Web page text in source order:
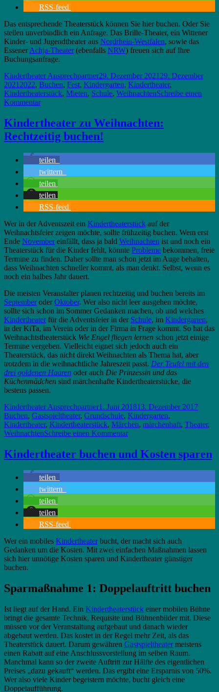
RSS-feed
Das entsprechende Theaterstück können Sie hier buchen. Oder Sie
stellen unverbindlich ein Anfrage. Das Brille-Theater, ein Wittener
Kinder- und Jugendtheater aus Nordrhein-Westfalen, sowie das
Essener Achja-Theater (ebenfalls NRW) freuen sich auf Ihre
Buchungsanfrage.
Autor
Kindertheater AnsprechpartnerVeröffentlicht
am
29. Dezember 2021 29. Dezember
2021 Schlagwörter
2022, Buchen, Fest, Kindergarten, Kindertheater,
Kindertheaterstück, Mieten, Schule, WeihnachtenSchreibe einen
Kommentarzu
in
2022
–
Ausblick
Kindertheater zu Weihnachten:
Rechtzeitig buchen!
teilen
twittern
teilen
teilen
RSS-feed
Wer in der Adventszeit ein Kindertheaterstück auf der
Weihnachtsfeier zeigen möchte, sollte frühzeitig buchen. Wem erst
Ende November einfällt, dass ja bald Weihnachten ist und noch ein
Theaterstück für die Kinder fehlt, könnte Probleme bekommen, freie
Termine zu finden. Daher sollte man schon jetzt im Auge behalten,
dass Weihnachten schneller kommt, als man denkt. Selbst, wenn es
noch ein halbes Jahr dauert.
Die meisten Veranstalter planen rechtzeitig und buchen bereits im
September oder Oktober. Wer also nicht leer ausgehen möchte,
sollte sich schon im Sommer Gedanken machen, ob und welches
Kindertheater für die Adventsfeier in der Schule, im Kindergarten,
in der KiTa, im Verein oder in der Firma in Frage kommt. So hat das
Weihnachtstheaterstück Wie Engel fliegen lernen schon jetzt einige
Termine vergeben. Vielleicht eignet sich jedoch auch ein
Theaterstück, das nicht direkt Weihnachten als Thema hat, aber
trotzdem in die weihnachtliche Jahreszeit passt. Der Teufel mit den
drei goldenen Haaren oder auch Die Prinzessin und das
Küchenmädchen sind märchenhafte Kindertheaterstücke, die
bestens passen.
Autor
Kindertheater AnsprechpartnerVeröffentlicht
am
1. Juni 201813. Dezember 2017
Buchen, Gastspieltheater, Grundschule, Kindergarten,
Kindertheater, Kindertheaterstück, Märchen, märchenhaft, Theater,
WeihnachtenSchreibe einen Kommentarzu
zu
Weihnachten:
Kindertheater buchen und Kosten sparen
teilen
twittern
teilen
teilen
RSS-feed
Wer ein mobiles Kindertheater bucht, der macht sich auch
Gedanken um die Kosten. Mit zwei einfachen Maßnahmen lassen
sich hier unnötige Kosten sparen und Kindertheater günstiger
buchen.
Sparmaßnahme 1: Doppelauftritt buchen
Ist liegt auf der Hand. Ein Kindertheaterstück einer mobilen Bühne
bringt die gesamte Technik, Requisite und Bühnenbilder mit. Diese
müssen vor der Veranstaltung aufgebaut und danach wieder
abgebaut werden. Das kostet in der Regel mehr Zeit, als das
Theaterstück dauert. Darum gewähren Gastspieltheater meistens
einen Rabatt auf eine Anschlussvorstellung im selben Raum.
Manchmal kann so der zweite Auftritt zur Hälfte des eigentlichen
Preises „dazu gekauft“ werden. Das ergibt eine Ersparnis von 50%.
Wer also viele Kinder begeistern möchte, bucht gleich eine
Doppelaufführung.